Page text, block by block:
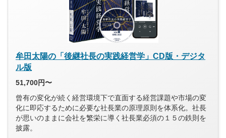
牟田太陽の「後継社長の実践経営学」CD版・デジタ
ル版
51,700円〜
曾有の変化が続く経営環境下で直面する経営課題や市場の変
化に即応するために必要な社長業の原理原則を体系化。社長
が思いのままに会社を繁栄に導く社長業必須の１５の鉄則を
披露。